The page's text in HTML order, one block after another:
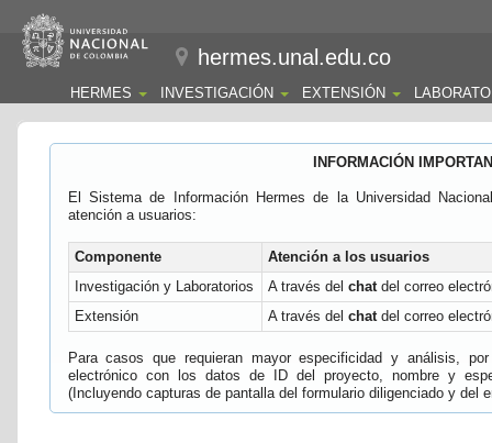
hermes.unal.edu.co
HERMES INVESTIGACIÓN EXTENSIÓN
INFORMACIÓN
El Sistema de Información Hermes de la Universidad
atención a usuarios:
Componente
Atención a los usuarios
Investigación y Laboratorios
A través del chatdel correo
Extensión
A través del chatdel correo
Para casos que requieran mayor especificidad y análisis,
electrónico con los datos de ID del proyecto, nombre y
(Incluyendo capturas de pantalla del formulario diligenciado y del